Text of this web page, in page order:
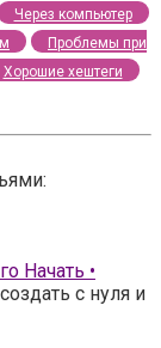
Через компьютер
Проблемы при
Хорошие хештеги
Начать •
с нуля и